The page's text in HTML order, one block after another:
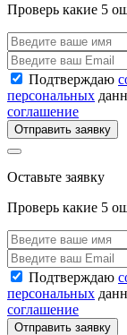
Проверь какие 5
Подтверждаю
персональных
соглашение
Отправить заявку
Оставьте заявку
Проверь какие 5
Подтверждаю
персональных
соглашение
Отправить заявку